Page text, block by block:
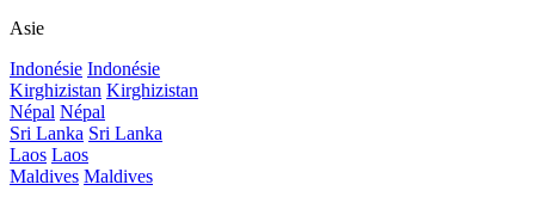
Asie
Indonésie Indonésie
Kirghizistan Kirghizistan
Népal Népal
Sri Lanka Sri Lanka
Laos Laos
Maldives Maldives